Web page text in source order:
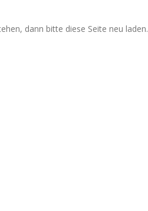
dann bitte diese Seite neu laden.